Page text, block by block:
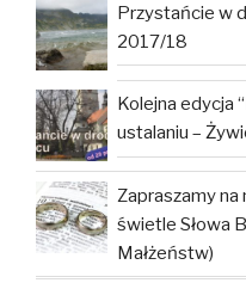
Przystańcie w
2017/18
Kolejna edycja
ustalaniu –
Zapraszamy na
świetle Słowa
Małżeństw)